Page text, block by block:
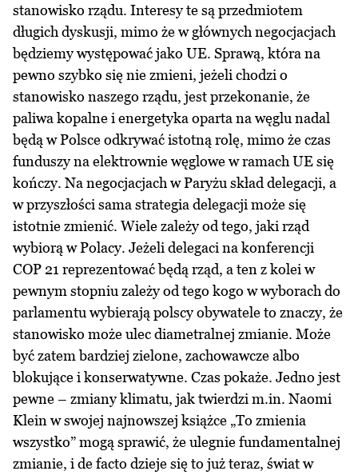
stanowisko rządu. Interesy te są przedmiotem
długich dyskusji, mimo że w głównych negocjacjach
będziemy występować jako UE. Sprawą, która na
pewno szybko się nie zmieni, jeżeli chodzi o
stanowisko naszego rządu, jest przekonanie, że
paliwa kopalne i energetyka oparta na węglu nadal
będą w Polsce odkrywać istotną rolę, mimo że czas
funduszy na elektrownie węglowe w ramach UE się
kończy. Na negocjacjach w Paryżu skład delegacji, a
w przyszłości sama strategia delegacji może się
istotnie zmienić. Wiele zależy od tego, jaki rząd
wybiorą w Polacy. Jeżeli delegaci na konferencji
COP 21 reprezentować będą rząd, a ten z kolei w
pewnym stopniu zależy od tego kogo w wyborach do
parlamentu wybierają polscy obywatele to znaczy, że
stanowisko może ulec diametralnej zmianie. Może
być zatem bardziej zielone, zachowawcze albo
blokujące i konserwatywne. Czas pokaże. Jedno jest
pewne – zmiany klimatu, jak twierdzi m.in. Naomi
Klein w swojej najnowszej książce „To zmienia
wszystko” mogą sprawić, że ulegnie fundamentalnej
zmianie, i de facto dzieje się to już teraz, świat w